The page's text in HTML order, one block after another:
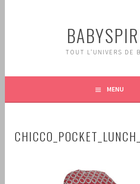
TOUT L'UNIVERS DE
MENU